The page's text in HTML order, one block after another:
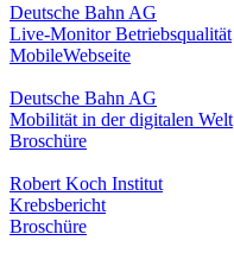
Deutsche Bahn AG
Live-Monitor Betriebsqualität
MobileWebseite
Deutsche Bahn AG
Mobilität in der digitalen Welt
Broschüre
Robert Koch Institut
Krebsbericht
Broschüre